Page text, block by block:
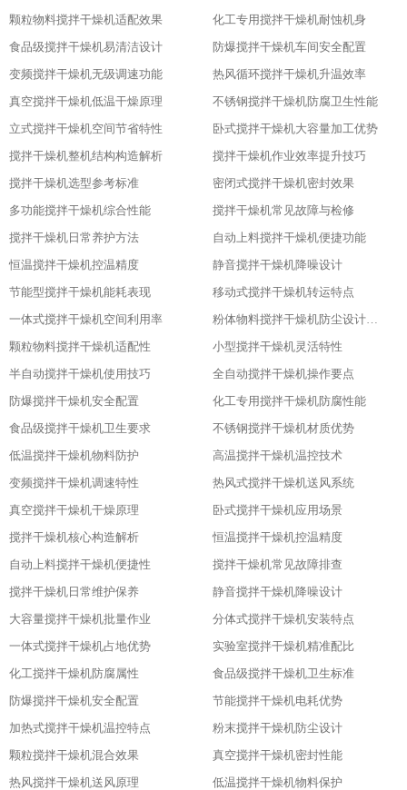
颗粒物料搅拌干燥机适配效果
化工专用搅拌干燥机耐蚀机身
食品级搅拌干燥机易清洁设计
防爆搅拌干燥机车间安全配置
变频搅拌干燥机无级调速功能
热风循环搅拌干燥机升温效率
真空搅拌干燥机低温干燥原理
不锈钢搅拌干燥机防腐卫生性能
立式搅拌干燥机空间节省特性
卧式搅拌干燥机大容量加工优势
搅拌干燥机整机结构构造解析
搅拌干燥机作业效率提升技巧
搅拌干燥机选型参考标准
密闭式搅拌干燥机密封效果
多功能搅拌干燥机综合性能
搅拌干燥机常见故障与检修
搅拌干燥机日常养护方法
自动上料搅拌干燥机便捷功能
恒温搅拌干燥机控温精度
静音搅拌干燥机降噪设计
节能型搅拌干燥机能耗表现
移动式搅拌干燥机转运特点
一体式搅拌干燥机空间利用率
粉体物料搅拌干燥机防尘设计粉体物料搅拌干燥机防尘设计
颗粒物料搅拌干燥机适配性
小型搅拌干燥机灵活特性
半自动搅拌干燥机使用技巧
全自动搅拌干燥机操作要点
防爆搅拌干燥机安全配置
化工专用搅拌干燥机防腐性能
食品级搅拌干燥机卫生要求
不锈钢搅拌干燥机材质优势
低温搅拌干燥机物料防护
高温搅拌干燥机温控技术
变频搅拌干燥机调速特性
热风式搅拌干燥机送风系统
真空搅拌干燥机干燥原理
卧式搅拌干燥机应用场景
搅拌干燥机核心构造解析
恒温搅拌干燥机控温精度
自动上料搅拌干燥机便捷性
搅拌干燥机常见故障排查
搅拌干燥机日常维护保养
静音搅拌干燥机降噪设计
大容量搅拌干燥机批量作业
分体式搅拌干燥机安装特点
一体式搅拌干燥机占地优势
实验室搅拌干燥机精准配比
化工搅拌干燥机防腐属性
食品级搅拌干燥机卫生标准
防爆搅拌干燥机安全配置
节能搅拌干燥机电耗优势
加热式搅拌干燥机温控特点
粉末搅拌干燥机防尘设计
颗粒搅拌干燥机混合效果
真空搅拌干燥机密封性能
热风搅拌干燥机送风原理
低温搅拌干燥机物料保护